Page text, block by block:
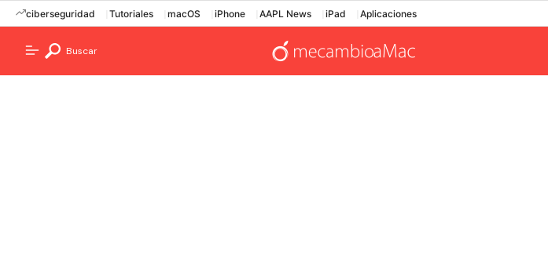
ciberseguridad Tutoriales macOS iPhone AAPL News iPad Aplicaciones
Buscar